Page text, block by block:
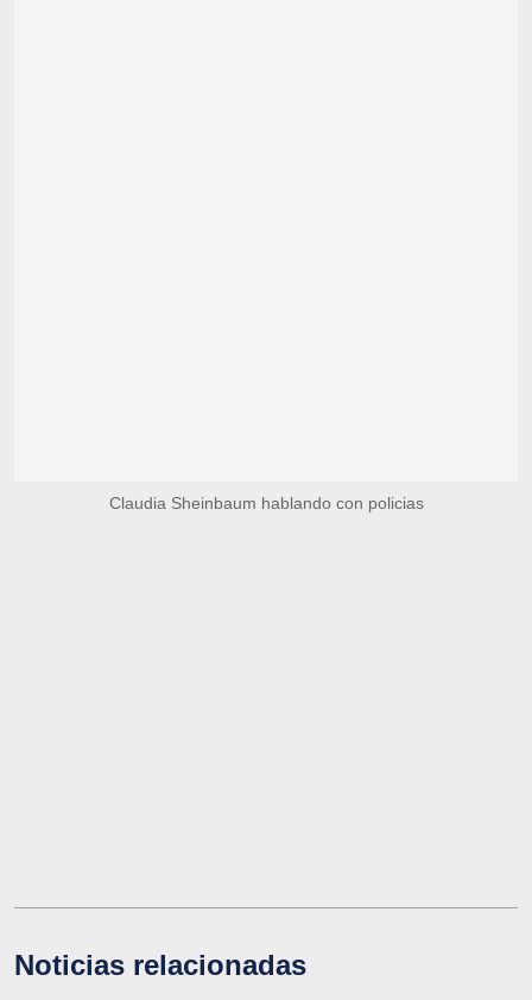
Claudia Sheinbaum hablando con policias
Noticias relacionadas